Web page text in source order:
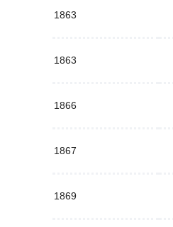
1863
1863
1866
1867
1869